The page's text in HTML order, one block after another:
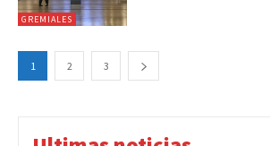
GREMIALES
1 2 3